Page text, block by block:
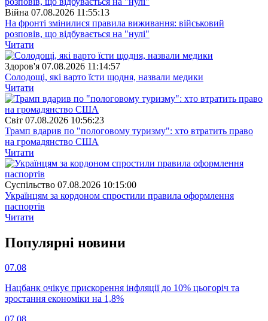
Війна 07.08.2026 11:55:13
На фронті змінилися правила виживання: військовий
розповів, що відбувається на "нулі"
Читати
Здоров'я 07.08.2026 11:14:57
Солодощі, які варто їсти щодня, назвали медики
Читати
Свiт 07.08.2026 10:56:23
Трамп вдарив по "пологовому туризму": хто втратить право
на громадянство США
Читати
Суспiльство 07.08.2026 10:15:00
Українцям за кордоном спростили правила оформлення
паспортів
Читати
Популярнi новини
07.08
Нацбанк очікує прискорення інфляції до 10% цьогоріч та
зростання економіки на 1,8%